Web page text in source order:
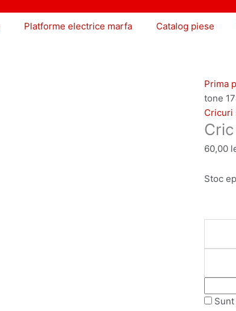
Platforme electrice marfa Catalog piese
Prima
tone
Cricuri
60,00
Stoc